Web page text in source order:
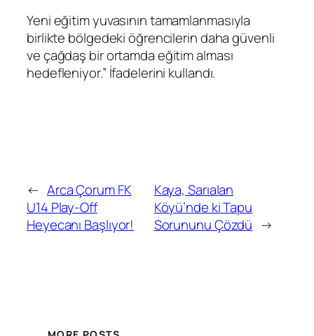
Yeni eğitim yuvasının tamamlanmasıyla
birlikte bölgedeki öğrencilerin daha güvenli
ve çağdaş bir ortamda eğitim alması
hedefleniyor.” İfadelerini kullandı.
← Arca Çorum FK
U14 Play-Off
Heyecanı Başlıyor!
Kaya, Sarıalan
Köyü’nde ki Tapu
Sorununu Çözdü →